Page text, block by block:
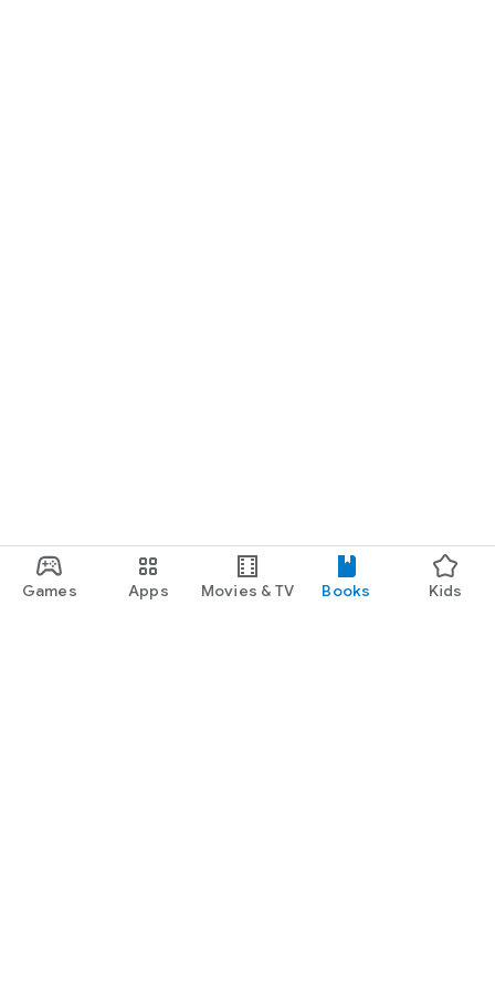
Games Apps Movies & TV Books Kids